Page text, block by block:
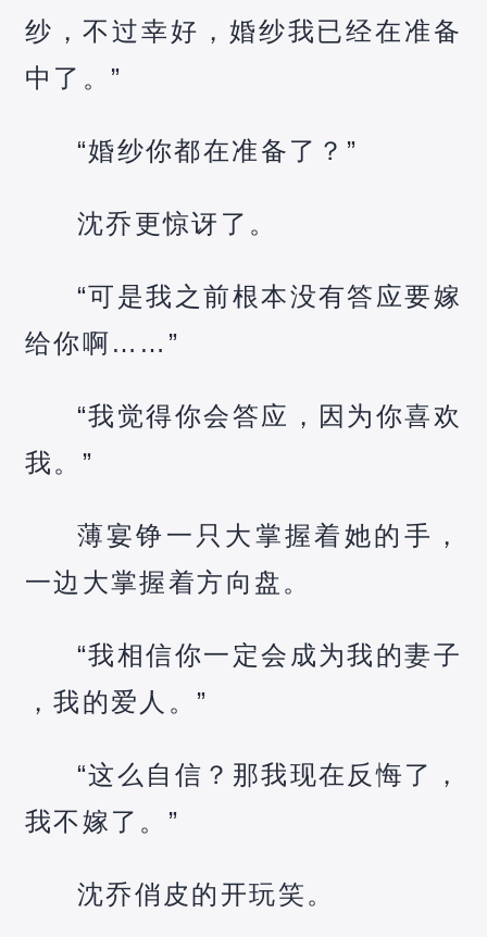
纱，不过幸好，婚纱我已经在准备
中了。”
“婚纱你都在准备了？”
沈乔更惊讶了。
“可是我之前根本没有答应要嫁
给你啊……”
“我觉得你会答应，因为你喜欢
我。”
薄宴铮一只大掌握着她的手，
一边大掌握着方向盘。
“我相信你一定会成为我的妻子
，我的爱人。”
“这么自信？那我现在反悔了，
我不嫁了。”
沈乔俏皮的开玩笑。